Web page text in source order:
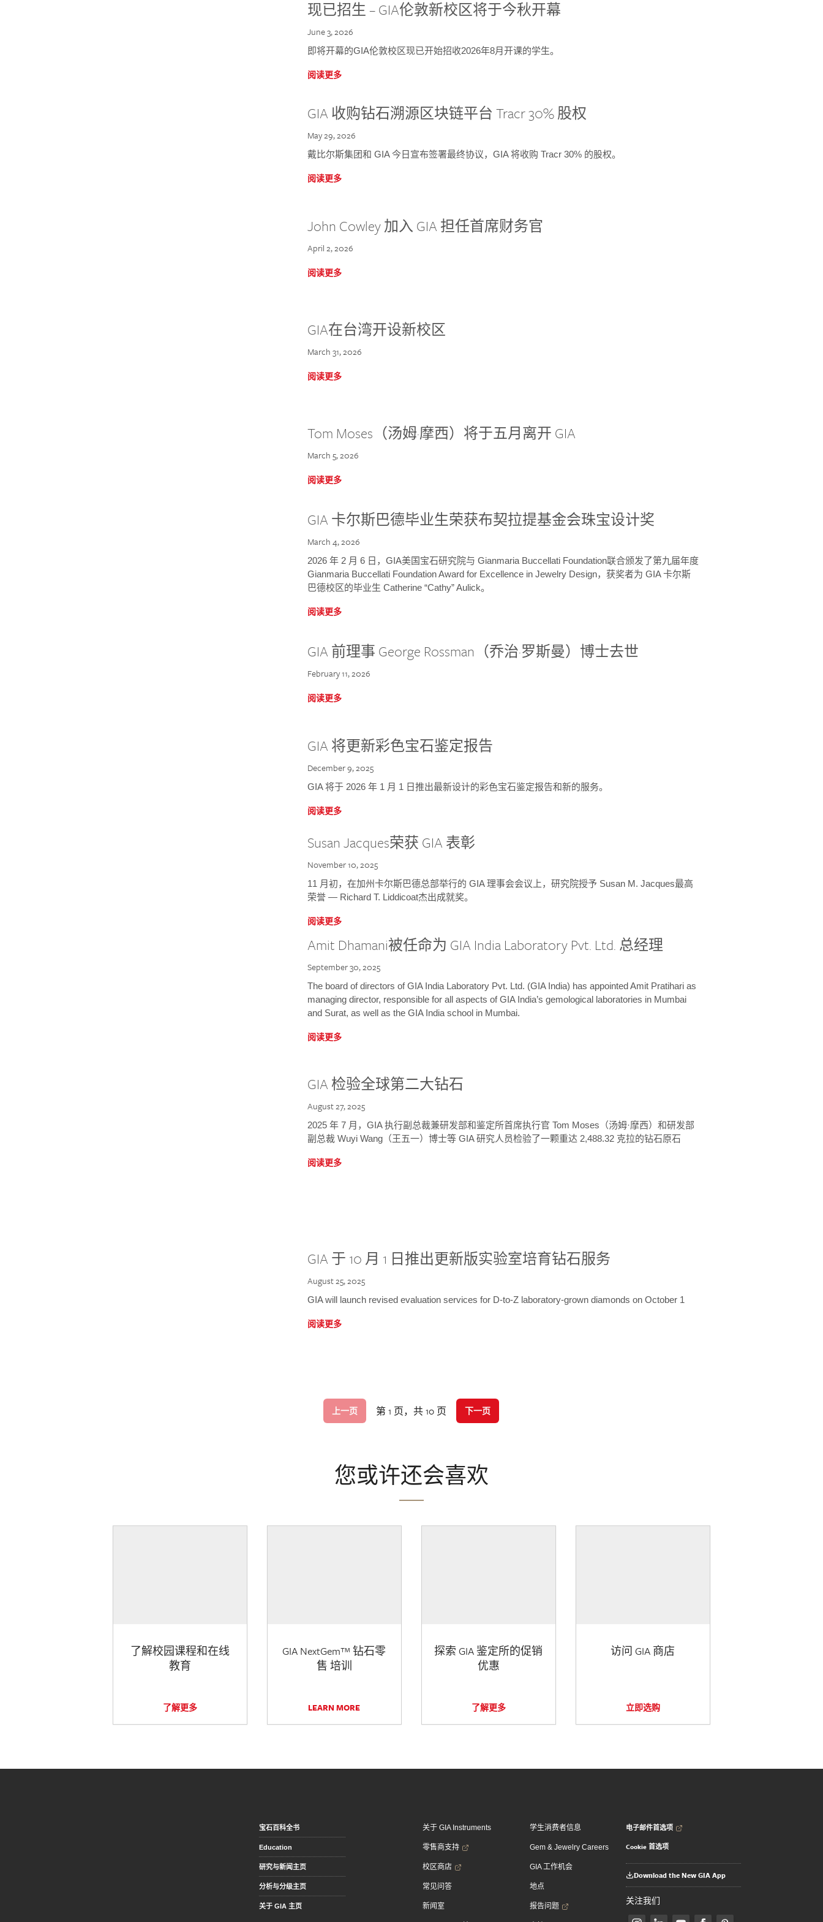
现已招生 – GIA伦敦新校区将于今秋开幕
June 3, 2026
即将开幕的GIA伦敦校区现已开始招收2026年8月开课的学生。
阅读更多
GIA 收购钻石溯源区块链平台 Tracr 30% 股权
May 29, 2026
戴比尔斯集团和 GIA 今日宣布签署最终协议，GIA 将收购 Tracr 30% 的股权。
阅读更多
John Cowley 加入 GIA 担任首席财务官
April 2, 2026
阅读更多
GIA在台湾开设新校区
March 31, 2026
阅读更多
Tom Moses（汤姆·摩西）将于五月离开 GIA
March 5, 2026
阅读更多
GIA 卡尔斯巴德毕业生荣获布契拉提基金会珠宝设计奖
March 4, 2026
2026 年 2 月 6 日，GIA美国宝石研究院与 Gianmaria Buccellati Foundation联合颁发了第九届年度
Gianmaria Buccellati Foundation Award for Excellence in Jewelry Design，获奖者为 GIA 卡尔斯
巴德校区的毕业生 Catherine “Cathy” Aulick。
阅读更多
GIA 前理事 George Rossman（乔治·罗斯曼）博士去世
February 11, 2026
阅读更多
GIA 将更新彩色宝石鉴定报告
December 9, 2025
GIA 将于 2026 年 1 月 1 日推出最新设计的彩色宝石鉴定报告和新的服务。
阅读更多
Susan Jacques荣获 GIA 表彰
November 10, 2025
11 月初，在加州卡尔斯巴德总部举行的 GIA 理事会会议上，研究院授予 Susan M. Jacques最高
荣誉 — Richard T. Liddicoat杰出成就奖。
阅读更多
Amit Dhamani被任命为 GIA India Laboratory Pvt. Ltd. 总经理
September 30, 2025
The board of directors of GIA India Laboratory Pvt. Ltd. (GIA India) has appointed Amit Pratihari as
managing director, responsible for all aspects of GIA India’s gemological laboratories in Mumbai
and Surat, as well as the GIA India school in Mumbai.
阅读更多
GIA 检验全球第二大钻石
August 27, 2025
2025 年 7 月，GIA 执行副总裁兼研发部和鉴定所首席执行官 Tom Moses（汤姆·摩西）和研发部
副总裁 Wuyi Wang（王五一）博士等 GIA 研究人员检验了一颗重达 2,488.32 克拉的钻石原石
阅读更多
GIA 于 10 月 1 日推出更新版实验室培育钻石服务
August 25, 2025
GIA will launch revised evaluation services for D-to-Z laboratory-grown diamonds on October 1
阅读更多
上一页 第 1 页，共 10 页 下一页
您或许还会喜欢
了解校园课程和在线
教育
了解更多
GIA NextGem™ 钻石零
售 培训
LEARN MORE
探索 GIA 鉴定所的促销
优惠
了解更多
访问 GIA 商店
立即选购
宝石百科全书
Education
研究与新闻主页
分析与分级主页
关于 GIA 主页
关于 GIA Instruments
零售商支持
校区商店
常见问答
新闻室
学生消费者信息
Gem & Jewelry Careers
GIA 工作机会
地点
报告问题
电子邮件首选项
Cookie 首选项
Download the New GIA App
关注我们